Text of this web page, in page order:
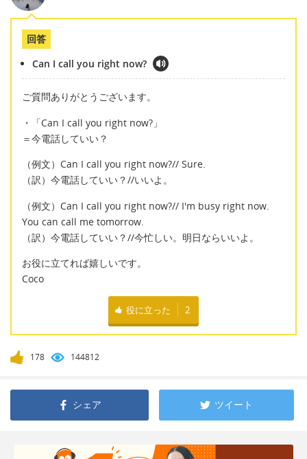
回答
Can I call you right now?
ご質問ありがとうございます。
・「Can I call you right now?」
＝今電話していい？
（例文）Can I call you right now?// Sure.
（訳）今電話していい？//いいよ。
（例文）Can I call you right now?// I'm busy right now.
You can call me tomorrow.
（訳）今電話していい？//今忙しい。明日ならいいよ。
お役に立てれば嬉しいです。
Coco
役に立った 2
178 144812
シェア ツイート